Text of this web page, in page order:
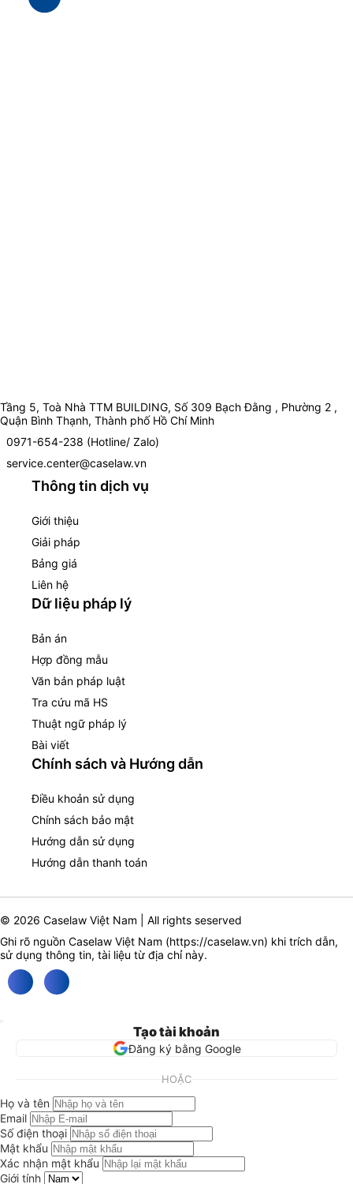
Tầng 5, Toà Nhà TTM BUILDING, Số 309 Bạch Đằng , Phường 2 ,
Quận Bình Thạnh, Thành phố Hồ Chí Minh
0971-654-238 (Hotline/ Zalo)
service.center@caselaw.vn
Thông tin dịch vụ
Giới thiệu
Giải pháp
Bảng giá
Liên hệ
Dữ liệu pháp lý
Bản án
Hợp đồng mẫu
Văn bản pháp luật
Tra cứu mã HS
Thuật ngữ pháp lý
Bài viết
Chính sách và Hướng dẫn
Điều khoản sử dụng
Chính sách bảo mật
Hướng dẫn sử dụng
Hướng dẫn thanh toán
© 2026 Caselaw Việt Nam | All rights seserved
Ghi rõ nguồn Caselaw Việt Nam (https://caselaw.vn) khi trích dẫn,
sử dụng thông tin, tài liệu từ địa chỉ này.
Tạo tài khoản
Đăng ký bằng Google
HOẶC
Họ và tên
Email
Số điện thoại
Mật khẩu
Xác nhận mật khẩu
Giới tính